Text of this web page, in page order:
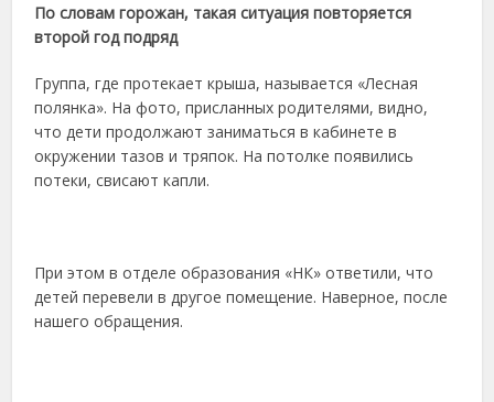
По словам горожан, такая ситуация повторяется
второй год подряд
Группа, где протекает крыша, называется «Лесная
полянка». На фото, присланных родителями, видно,
что дети продолжают заниматься в кабинете в
окружении тазов и тряпок. На потолке появились
потеки, свисают капли.
При этом в отделе образования «НК» ответили, что
детей перевели в другое помещение. Наверное, после
нашего обращения.